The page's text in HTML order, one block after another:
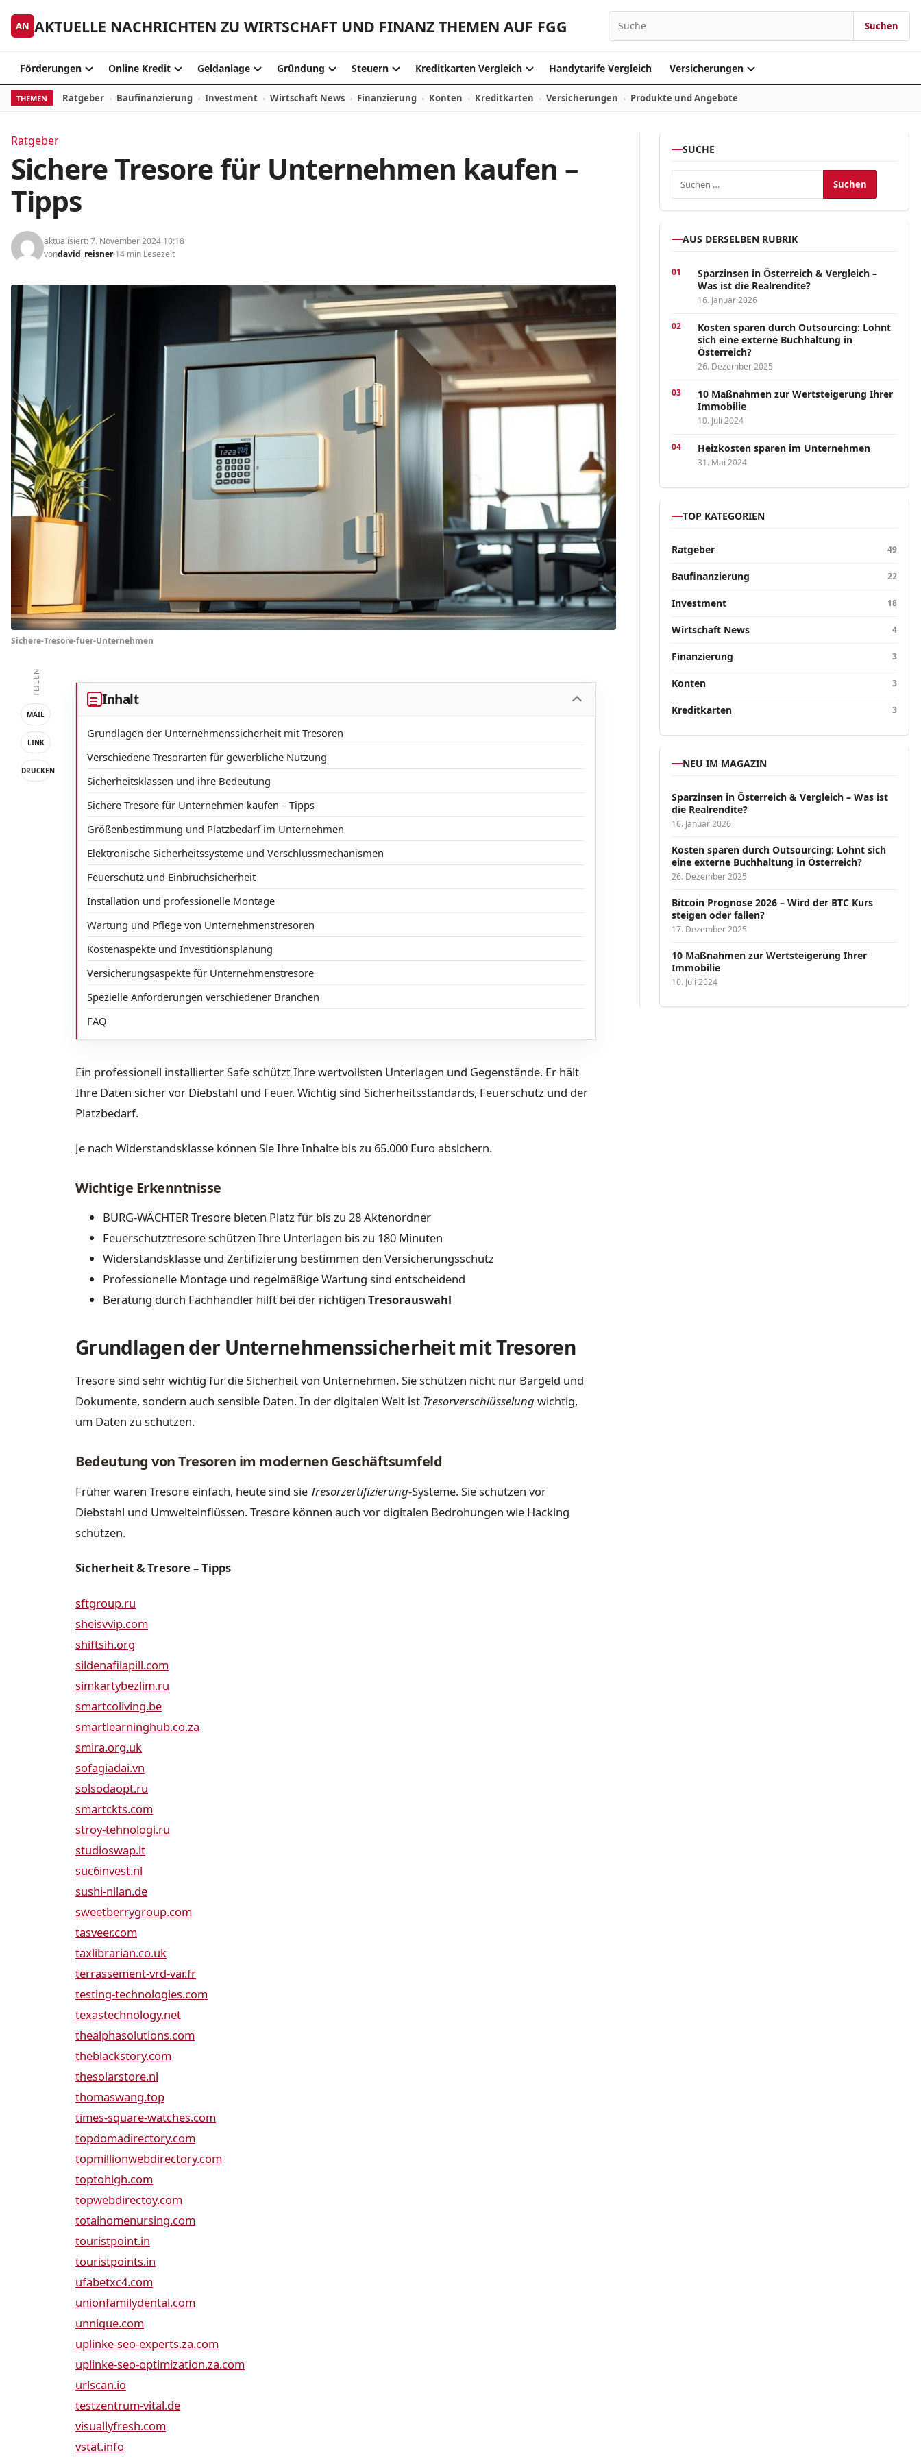
AN AKTUELLE NACHRICHTEN ZU WIRTSCHAFT UND FINANZ THEMEN AUF FGG Suchen nach: Suchen
Förderungen Online Kredit Geldanlage Gründung Steuern Kreditkarten Vergleich Handytarife Vergleich Versicherungen
THEMEN Ratgeber Baufinanzierung Investment Wirtschaft News Finanzierung Konten Kreditkarten Versicherungen Produkte und Angebote
Ratgeber
Sichere Tresore für Unternehmen kaufen –
Tipps
aktualisiert: 7. November 2024 10:18
vondavid_reisner 14 min Lesezeit
Sichere-Tresore-fuer-Unternehmen
TEILEN
MAIL
LINK
DRUCKEN
Inhalt
Grundlagen der Unternehmenssicherheit mit Tresoren
Verschiedene Tresorarten für gewerbliche Nutzung
Sicherheitsklassen und ihre Bedeutung
Sichere Tresore für Unternehmen kaufen – Tipps
Größenbestimmung und Platzbedarf im Unternehmen
Elektronische Sicherheitssysteme und Verschlussmechanismen
Feuerschutz und Einbruchsicherheit
Installation und professionelle Montage
Wartung und Pflege von Unternehmenstresoren
Kostenaspekte und Investitionsplanung
Versicherungsaspekte für Unternehmenstresore
Spezielle Anforderungen verschiedener Branchen
FAQ
Ein professionell installierter Safe schützt Ihre wertvollsten Unterlagen und Gegenstände. Er hält
Ihre Daten sicher vor Diebstahl und Feuer. Wichtig sind Sicherheitsstandards, Feuerschutz und der
Platzbedarf.
Je nach Widerstandsklasse können Sie Ihre Inhalte bis zu 65.000 Euro absichern.
Wichtige Erkenntnisse
BURG-WÄCHTER Tresore bieten Platz für bis zu 28 Aktenordner
Feuerschutztresore schützen Ihre Unterlagen bis zu 180 Minuten
Widerstandsklasse und Zertifizierung bestimmen den Versicherungsschutz
Professionelle Montage und regelmäßige Wartung sind entscheidend
Beratung durch Fachhändler hilft bei der richtigen Tresorauswahl
Grundlagen der Unternehmenssicherheit mit Tresoren
Tresore sind sehr wichtig für die Sicherheit von Unternehmen. Sie schützen nicht nur Bargeld und
Dokumente, sondern auch sensible Daten. In der digitalen Welt ist Tresorverschlüsselung wichtig,
um Daten zu schützen.
Bedeutung von Tresoren im modernen Geschäftsumfeld
Früher waren Tresore einfach, heute sind sie Tresorzertifizierung-Systeme. Sie schützen vor
Diebstahl und Umwelteinflüssen. Tresore können auch vor digitalen Bedrohungen wie Hacking
schützen.
Sicherheit & Tresore – Tipps
sftgroup.ru
sheisvvip.com
shiftsih.org
sildenafilapill.com
simkartybezlim.ru
smartcoliving.be
smartlearninghub.co.za
smira.org.uk
sofagiadai.vn
solsodaopt.ru
smartckts.com
stroy-tehnologi.ru
studioswap.it
suc6invest.nl
sushi-nilan.de
sweetberrygroup.com
tasveer.com
taxlibrarian.co.uk
terrassement-vrd-var.fr
testing-technologies.com
texastechnology.net
thealphasolutions.com
theblackstory.com
thesolarstore.nl
thomaswang.top
times-square-watches.com
topdomadirectory.com
topmillionwebdirectory.com
toptohigh.com
topwebdirectoy.com
totalhomenursing.com
touristpoint.in
touristpoints.in
ufabetxc4.com
unionfamilydental.com
unnique.com
uplinke-seo-experts.za.com
uplinke-seo-optimization.za.com
urlscan.io
testzentrum-vital.de
visuallyfresh.com
vstat.info
SUCHE
Suchen nach:
AUS DERSELBEN RUBRIK
Sparzinsen in Österreich & Vergleich –
Was ist die Realrendite?
16. Januar 2026
Kosten sparen durch Outsourcing: Lohnt
sich eine externe Buchhaltung in
Österreich?
26. Dezember 2025
10 Maßnahmen zur Wertsteigerung Ihrer
Immobilie
10. Juli 2024
Heizkosten sparen im Unternehmen
31. Mai 2024
TOP KATEGORIEN
Ratgeber 49
Baufinanzierung 22
Investment 18
Wirtschaft News 4
Finanzierung 3
Konten 3
Kreditkarten 3
NEU IM MAGAZIN
Sparzinsen in Österreich & Vergleich – Was ist
die Realrendite?
16. Januar 2026
Kosten sparen durch Outsourcing: Lohnt sich
eine externe Buchhaltung in Österreich?
26. Dezember 2025
Bitcoin Prognose 2026 – Wird der BTC Kurs
steigen oder fallen?
17. Dezember 2025
10 Maßnahmen zur Wertsteigerung Ihrer
Immobilie
10. Juli 2024